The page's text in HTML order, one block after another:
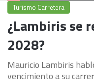
Turismo Carretera
¿Lambiris se
2028?
Mauricio Lambiris
vencimiento a su